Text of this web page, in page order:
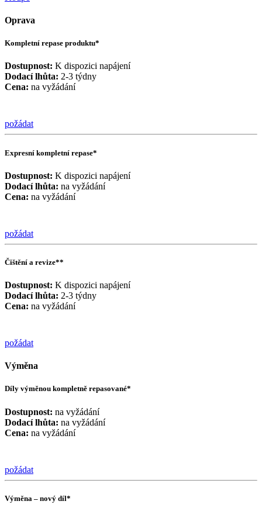
Oprava
Kompletní repase produktu*
Dostupnost: K dispozici napájení
Dodací lhůta: 2-3 týdny
Cena: na vyžádání
požádat
Expresní kompletní repase*
Dostupnost: K dispozici napájení
Dodací lhůta: na vyžádání
Cena: na vyžádání
požádat
Čištění a revize**
Dostupnost: K dispozici napájení
Dodací lhůta: 2-3 týdny
Cena: na vyžádání
požádat
Výměna
Díly výměnou kompletně repasované*
Dostupnost: na vyžádání
Dodací lhůta: na vyžádání
Cena: na vyžádání
požádat
Výměna – nový díl*